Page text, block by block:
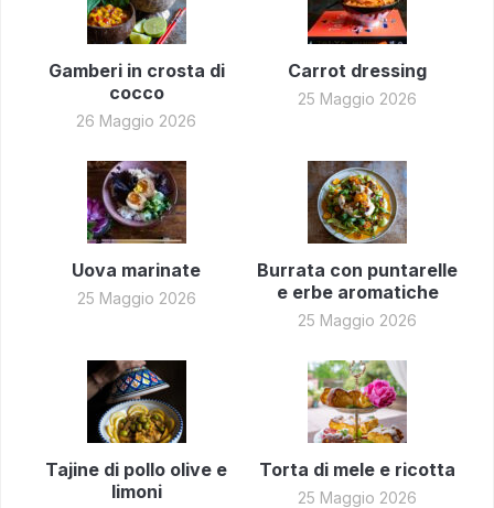
Gamberi in crosta di
cocco
26 Maggio 2026
Carrot dressing
25 Maggio 2026
Uova marinate
25 Maggio 2026
Burrata con puntarelle
e erbe aromatiche
25 Maggio 2026
Tajine di pollo olive e
limoni
Torta di mele e ricotta
25 Maggio 2026